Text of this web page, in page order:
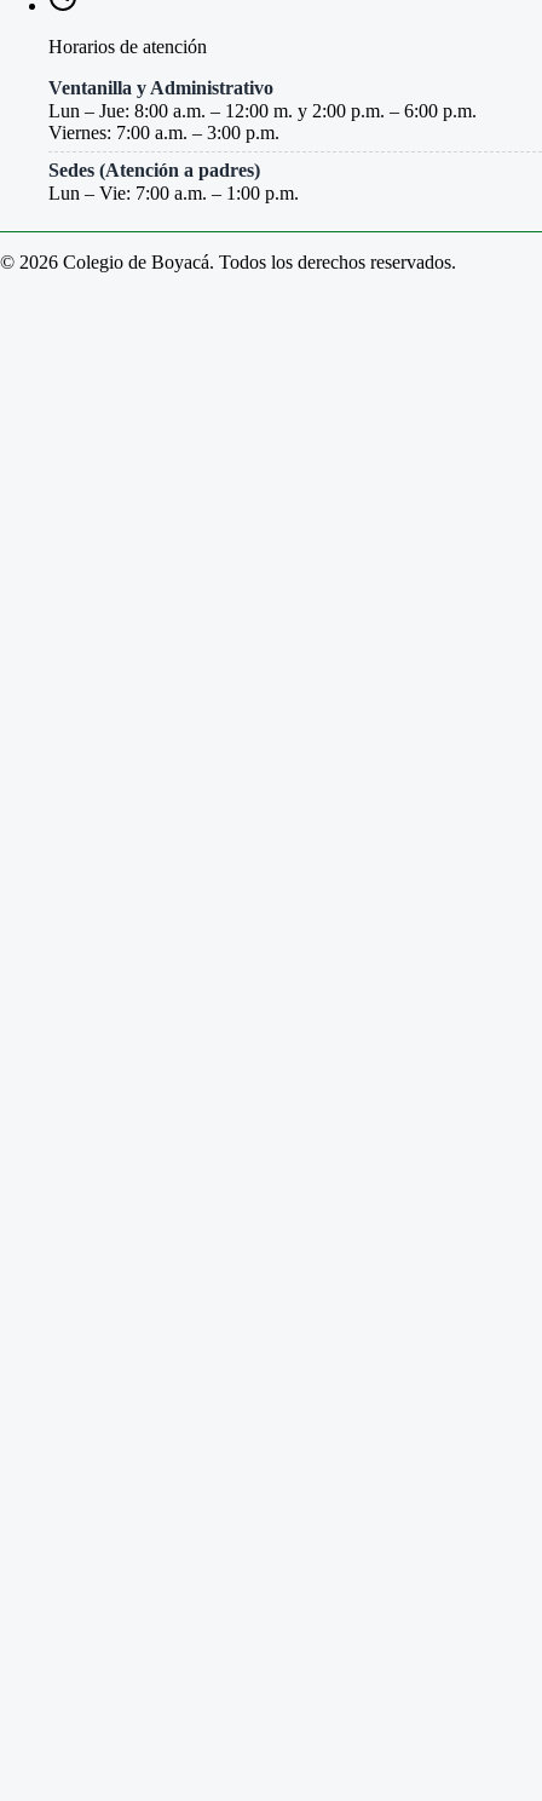
Horarios de atención
Ventanilla y Administrativo
Lun – Jue: 8:00 a.m. – 12:00 m. y 2:00 p.m. – 6:00 p.m.
Viernes: 7:00 a.m. – 3:00 p.m.
Sedes (Atención a padres)
Lun – Vie: 7:00 a.m. – 1:00 p.m.
© 2026 Colegio de Boyacá. Todos los derechos reservados.